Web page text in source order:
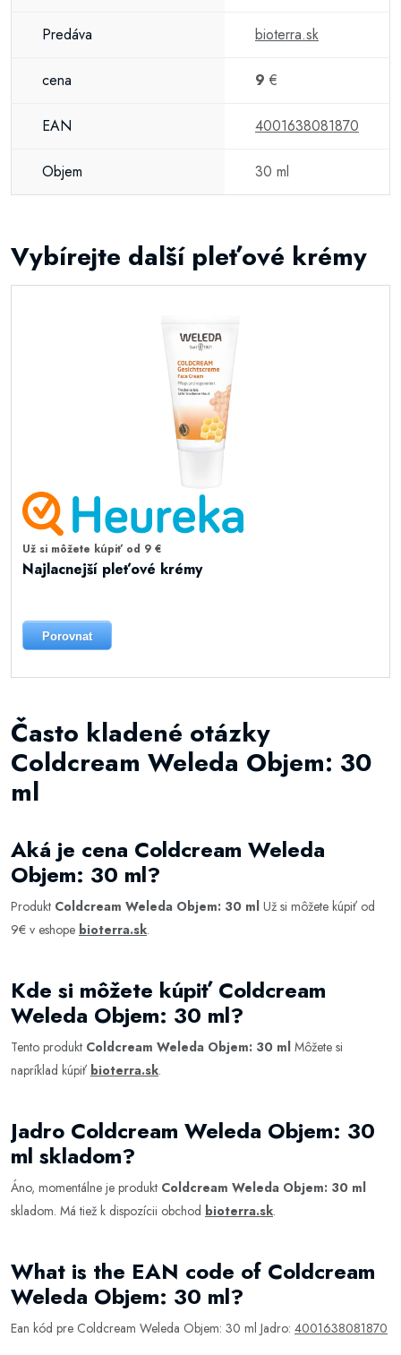
Predáva bioterra.sk
cena 9 €
EAN 4001638081870
Objem 30 ml
Vybírejte další pleťové krémy
Už si môžete kúpiť od 9 €
Najlacnejší pleťové krémy
Porovnat
Často kladené otázky
Coldcream Weleda Objem: 30
ml
Aká je cena Coldcream Weleda
Objem: 30 ml?
Produkt Coldcream Weleda Objem: 30 ml Už si môžete kúpiť od
9€ v eshope bioterra.sk.
Kde si môžete kúpiť Coldcream
Weleda Objem: 30 ml?
Tento produkt Coldcream Weleda Objem: 30 ml Môžete si
napríklad kúpiť bioterra.sk.
Jadro Coldcream Weleda Objem: 30
ml skladom?
Áno, momentálne je produkt Coldcream Weleda Objem: 30 ml
skladom. Má tiež k dispozícii obchod bioterra.sk.
What is the EAN code of Coldcream
Weleda Objem: 30 ml?
Ean kód pre Coldcream Weleda Objem: 30 ml Jadro: 4001638081870